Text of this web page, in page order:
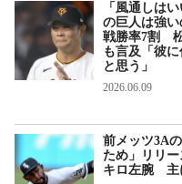
「風通しは
の巨人は強
戦勝率7割
も言及「彼
と思う」
2026.06.09
前メッツ3A
ため」リリ
キロ左腕 主